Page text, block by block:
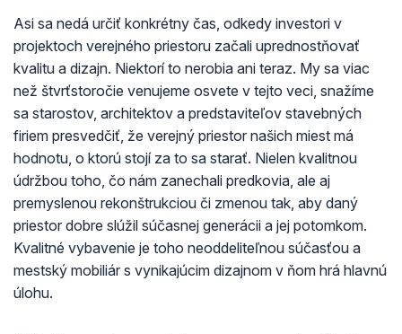
Asi sa nedá určiť konkrétny čas, odkedy investori v
projektoch verejného priestoru začali uprednostňovať
kvalitu a dizajn. Niektorí to nerobia ani teraz. My sa viac
než štvrťstoročie venujeme osvete v tejto veci, snažíme
sa starostov, architektov a predstaviteľov stavebných
firiem presvedčiť, že verejný priestor našich miest má
hodnotu, o ktorú stojí za to sa starať. Nielen kvalitnou
údržbou toho, čo nám zanechali predkovia, ale aj
premyslenou rekonštrukciou či zmenou tak, aby daný
priestor dobre slúžil súčasnej generácii a jej potomkom.
Kvalitné vybavenie je toho neoddeliteľnou súčasťou a
mestský mobiliár s vynikajúcim dizajnom v ňom hrá hlavnú
úlohu.